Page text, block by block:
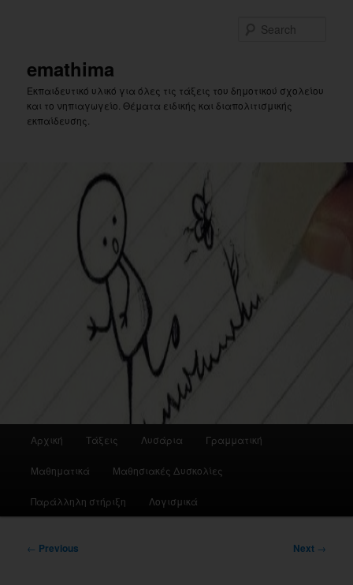
emathima
Εκπαιδευτικό υλικό για όλες τις τάξεις του δημοτικού σχολείου
και το νηπιαγωγείο. Θέματα ειδικής και διαπολιτισμικής
εκπαίδευσης.
Αρχική Τάξεις Λυσάρια Γραμματική
Μαθηματικά Μαθησιακές Δυσκολίες
Παράλληλη στήριξη Λογισμικά
Post
← Previous Next →